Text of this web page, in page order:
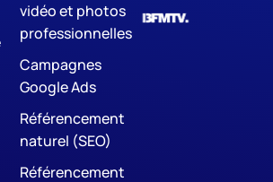
vidéo et photos
professionnelles
Campagnes
Google Ads
Référencement
naturel (SEO)
Référencement